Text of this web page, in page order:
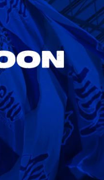
Sat. 18:00
AWAY
スタジアム